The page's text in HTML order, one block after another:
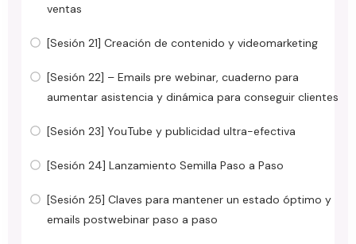
ventas
[Sesión 21] Creación de contenido y videomarketing
[Sesión 22] – Emails pre webinar, cuaderno para
aumentar asistencia y dinámica para conseguir clientes
[Sesión 23] YouTube y publicidad ultra-efectiva
[Sesión 24] Lanzamiento Semilla Paso a Paso
[Sesión 25] Claves para mantener un estado óptimo y
emails postwebinar paso a paso